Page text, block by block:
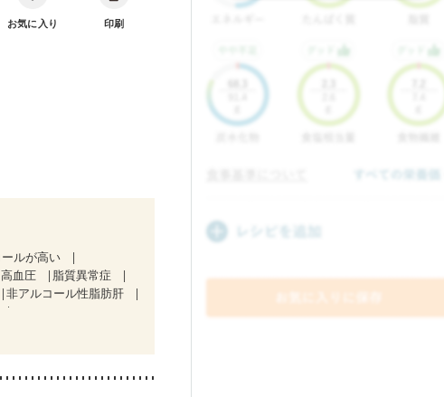
お気に入り 印刷
ルが高い
高血圧
脂質異常症
非アルコール性脂肪肝